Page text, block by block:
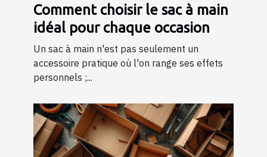
Comment choisir le sac à main
idéal pour chaque occasion
Un sac à main n'est pas seulement un
accessoire pratique où l'on range ses effets
personnels ;...